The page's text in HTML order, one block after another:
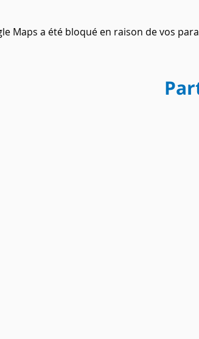
Maps a été bloqué en raison de vos